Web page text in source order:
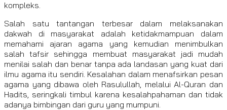
kompleks.
Salah satu tantangan terbesar dalam melaksanakan
dakwah di masyarakat adalah ketidakmampuan dalam
memahami ajaran agama yang kemudian menimbulkan
salah tafsir sehingga membuat masyarakat jadi mudah
menilai salah dan benar tanpa ada landasan yang kuat dari
ilmu agama itu sendiri. Kesalahan dalam menafsirkan pesan
agama yang dibawa oleh Rasulullah, melalui Al-Quran dan
Hadits, seringkali timbul karena kesalahpahaman dan tidak
adanya bimbingan dari guru yang mumpuni.